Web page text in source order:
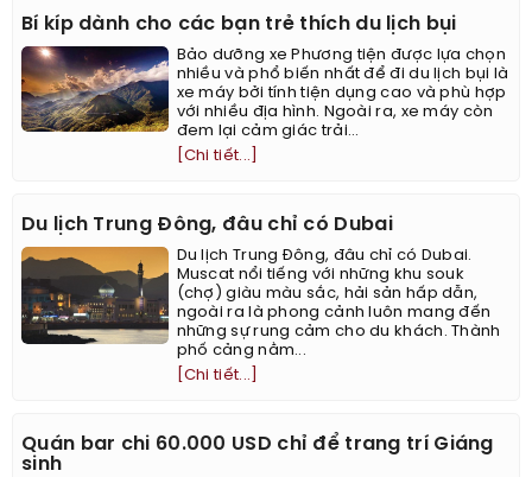
Bí kíp dành cho các bạn trẻ thích du lịch bụi
Bảo dưỡng xe Phương tiện được lựa chọn
nhiều và phổ biến nhất để đi du lịch bụi là
xe máy bởi tính tiện dụng cao và phù hợp
với nhiều địa hình. Ngoài ra, xe máy còn
đem lại cảm giác trải...
[Chi tiết...]
Du lịch Trung Đông, đâu chỉ có Dubai
Du lịch Trung Đông, đâu chỉ có Dubai.
Muscat nổi tiếng với những khu souk
(chợ) giàu màu sắc, hải sản hấp dẫn,
ngoài ra là phong cảnh luôn mang đến
những sự rung cảm cho du khách. Thành
phố cảng nằm...
[Chi tiết...]
Quán bar chi 60.000 USD chỉ để trang trí Giáng
sinh